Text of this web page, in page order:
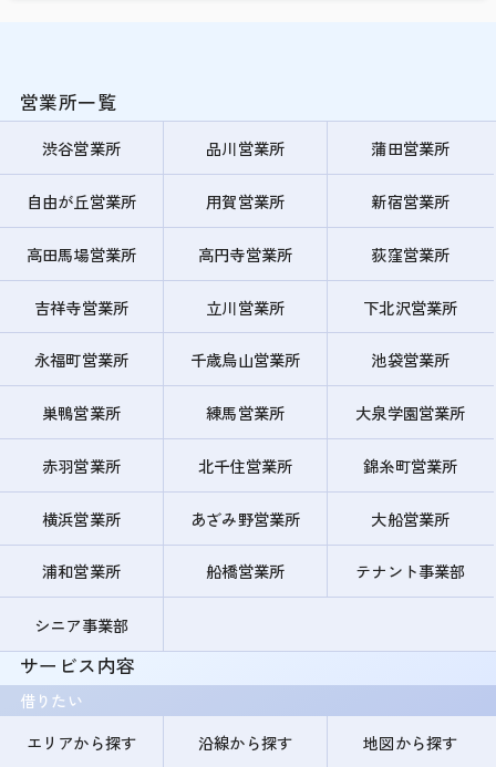
営業所一覧
渋谷営業所 品川営業所 蒲田営業所
自由が丘営業所 用賀営業所 新宿営業所
高田馬場営業所 高円寺営業所 荻窪営業所
吉祥寺営業所 立川営業所 下北沢営業所
永福町営業所 千歳烏山営業所 池袋営業所
巣鴨営業所 練馬営業所 大泉学園営業所
赤羽営業所 北千住営業所 錦糸町営業所
横浜営業所 あざみ野営業所 大船営業所
浦和営業所 船橋営業所 テナント事業部
シニア事業部
サービス内容
借りたい
エリアから探す
沿線から探す 地図から探す